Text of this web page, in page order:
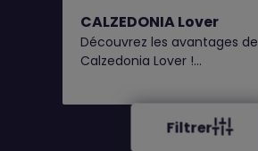
Filtrer
CALZEDONIA Lover
Découvrez les avantages de
Calzedonia Lover !